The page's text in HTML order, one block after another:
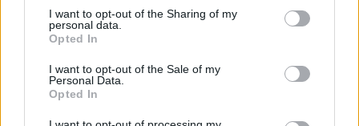
I want to opt-out of the Sharing of my
personal data.
Opted In
I want to opt-out of the Sale of my
Personal Data.
Opted In
una rutina.
SOBRE EL INSTITUTO COORDENADAS DE
GOBERNANZA Y ECONOMIA APLICADA
Institución de pensamiento e investigación de la